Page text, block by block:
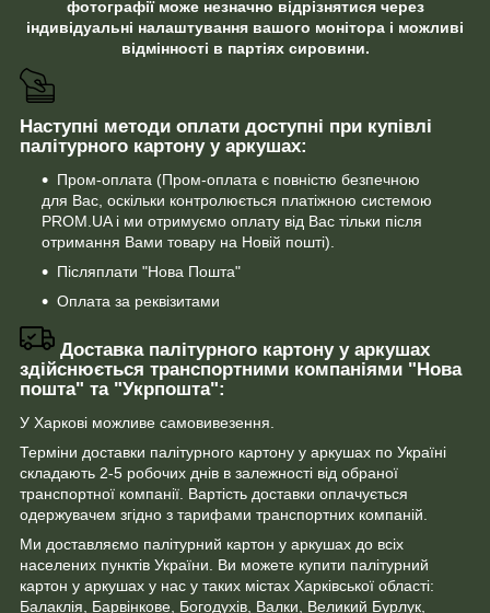
фотографії може незначно відрізнятися через
індивідуальні налаштування вашого монітора і можливі
відмінності в партіях сировини.
Наступні методи оплати доступні при купівлі
палітурного картону у аркушах:
Пром-оплата (Пром-оплата є повністю безпечною
для Вас, оскільки контролюється платіжною системою
PROM.UA і ми отримуємо оплату від Вас тільки після
отримання Вами товару на Новій пошті).
Післяплати "Нова Пошта"
Оплата за реквізитами
Доставка палітурного картону у аркушах
здійснюється транспортними компаніями "Нова
пошта" та "Укрпошта":
У Харкові можливе самовивезення.
Терміни доставки палітурного картону у аркушах по Україні
складають 2-5 робочих днів в залежності від обраної
транспортної компанії. Вартість доставки оплачується
одержувачем згідно з тарифами транспортних компаній.
Ми доставляємо палітурний картон у аркушах до всіх
населених пунктів України. Ви можете купити палітурний
картон у аркушах у нас у таких містах Харківської області:
Балаклія, Барвінкове, Богодухів, Валки, Великий Бурлук,